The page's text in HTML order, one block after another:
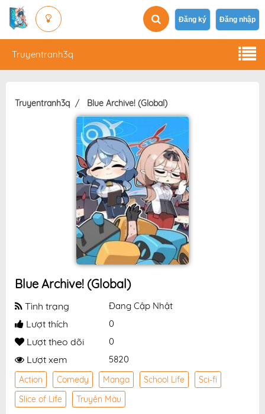
Đăng ký Đăng nhập
Truyentranh3q
Truyentranh3q Blue Archive! (Global)
Blue Archive! (Global)
Tình trạng Đang Cập Nhật
Lượt thích 0
Lượt theo dõi 0
Lượt xem 5820
Action Comedy Manga School Life
Sci-fi
Slice of Life
Truyện Màu